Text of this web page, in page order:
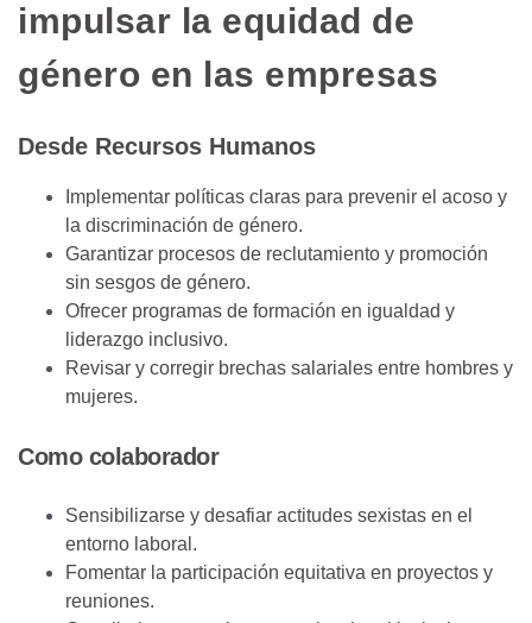
impulsar la equidad de
género en las empresas
Desde Recursos Humanos
Implementar políticas claras para prevenir el acoso y
la discriminación de género.
Garantizar procesos de reclutamiento y promoción
sin sesgos de género.
Ofrecer programas de formación en igualdad y
liderazgo inclusivo.
Revisar y corregir brechas salariales entre hombres y
mujeres.
Como colaborador
Sensibilizarse y desafiar actitudes sexistas en el
entorno laboral.
Fomentar la participación equitativa en proyectos y
reuniones.